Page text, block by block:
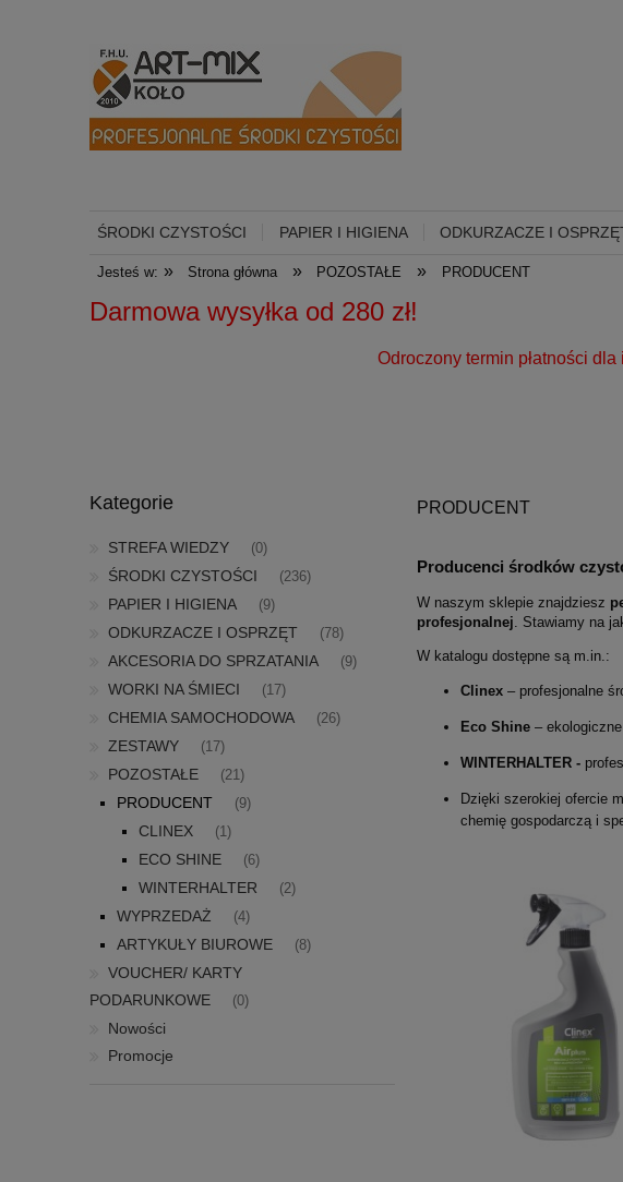
ŚRODKI CZYSTOŚCI PAPIER I HIGIENA ODKURZACZE I
Jesteś w: » Strona główna » POZOSTAŁE » PRODUCENT
Darmowa wysyłka od 280 zł!
Odroczony termin płatności dla
Kategorie
STREFA WIEDZY (0)
ŚRODKI CZYSTOŚCI (236)
PAPIER I HIGIENA (9)
ODKURZACZE I OSPRZĘT (78)
AKCESORIA DO SPRZATANIA (9)
WORKI NA ŚMIECI (17)
CHEMIA SAMOCHODOWA (26)
ZESTAWY (17)
POZOSTAŁE (21)
PRODUCENT (9)
CLINEX (1)
ECO SHINE (6)
WINTERHALTER (2)
WYPRZEDAŻ (4)
ARTYKUŁY BIUROWE (8)
VOUCHER/ KARTY
PODARUNKOWE
(0)
Nowości
Promocje
PRODUCENT
Producenci środków
W naszym sklepie znajdziesz
profesjonalnej . Stawiamy na
W katalogu dostępne są m.in.:
Clinex – profesjonalne
Eco Shine –
WINTERHALTER -
Dzięki szerokiej ofercie
chemię gospodarczą i